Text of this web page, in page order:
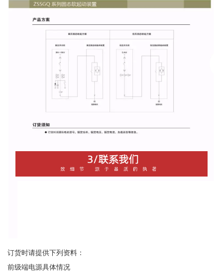
订货时请提供下列资料：
前级端电源具体情况